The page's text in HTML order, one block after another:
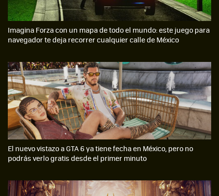
Imagina Forza con un mapa de todo el mundo: este juego para
navegador te deja recorrer cualquier calle de México
El nuevo vistazo a GTA 6 ya tiene fecha en México, pero no
podrás verlo gratis desde el primer minuto